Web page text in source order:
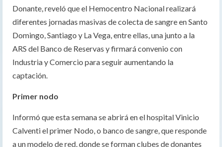
Donante, reveló que el Hemocentro Nacional realizará
diferentes jornadas masivas de colecta de sangre en Santo
Domingo, Santiago y La Vega, entre ellas, una junto a la
ARS del Banco de Reservas y firmará convenio con
Industria y Comercio para seguir aumentando la
captación.
Primer nodo
Informó que esta semana se abrirá en el hospital Vinicio
Calventi el primer Nodo, o banco de sangre, que responde
a un modelo de red, donde se forman clubes de donantes